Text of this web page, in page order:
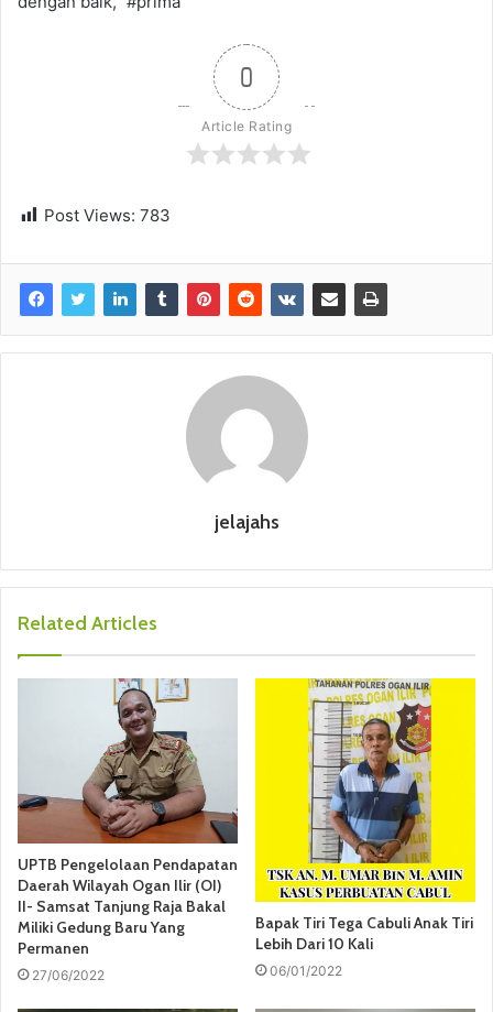
0
Article Rating
Post Views: 783
jelajahs
Related Articles
UPTB Pengelolaan Pendapatan
Daerah Wilayah Ogan Ilir (OI)
II- Samsat Tanjung Raja Bakal
Miliki Gedung Baru Yang
Permanen
27/06/2022
Bapak Tiri Tega Cabuli Anak Tiri
Lebih Dari 10 Kali
06/01/2022